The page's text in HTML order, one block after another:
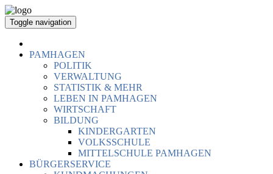
Toggle navigation
PAMHAGEN
POLITIK
VERWALTUNG
STATISTIK & MEHR
LEBEN IN PAMHAGEN
WIRTSCHAFT
BILDUNG
KINDERGARTEN
VOLKSSCHULE
MITTELSCHULE PAMHAGEN
BÜRGERSERVICE